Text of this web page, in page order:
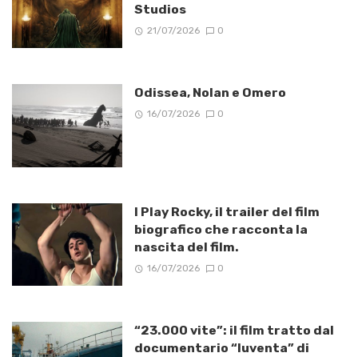
Studios
21/07/2026 0
Odissea, Nolan e Omero
16/07/2026 0
I Play Rocky, il trailer del film
biografico che racconta la
nascita del film.
16/07/2026 0
“23.000 vite”: il film tratto dal
documentario “Iuventa” di